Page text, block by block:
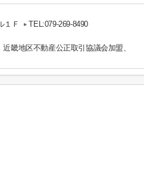
１Ｆ
TEL:079-269-8490
畿地区不動産公正取引協議会加盟、